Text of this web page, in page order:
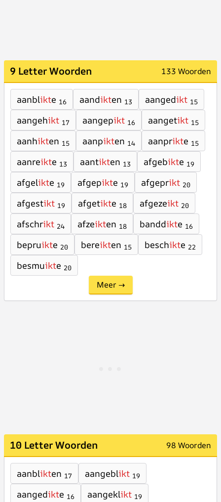
9 Letter Woorden 133 Woorden
aanblikte 16 aandikten 13 aangedikt 15
aangehikt 17 aangepikt 16 aangetikt 15
aanhikten 15 aanpikten 14 aanprikte 15
aanreikte 13 aantikten 13 afgebikte 19
afgelikte 19 afgepikte 19 afgeprikt 20
afgestikt 19 afgetikte 18 afgezeikt 20
afschrikt 24 afzeikten 18 banddikte 16
bepruikte 20 bereikten 15 beschikte 22
besmuikte 20
Meer →
10 Letter Woorden 98 Woorden
aanblikten 17 aangeblikt 19
aangedikte 16 aangeklikt 19